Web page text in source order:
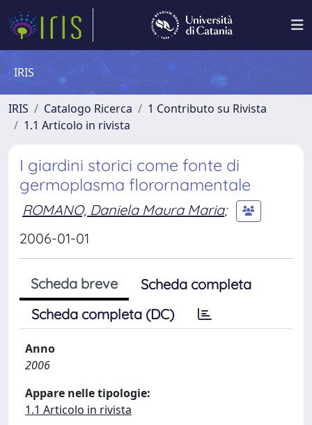
IRIS
IRIS Catalogo Ricerca
1 Contributo su Rivista
1.1 Articolo in rivista
I giardini storici come fonte di
germoplasma florornamentale
ROMANO, Daniela Maura Maria;
2006-01-01
Scheda breve
Scheda completa
Scheda completa (DC)
Anno
2006
Appare nelle tipologie:
1.1 Articolo in rivista